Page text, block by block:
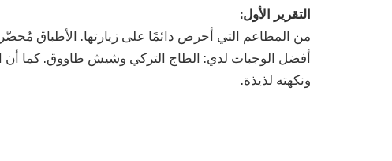
التقرير الأول:
من المطاعم التي أحرص دائمًا على زيارتها. الأطباق
أفضل الوجبات لدي: الطاج التركي وشيش طاووق. كما أن
ونكهته لذيذة.